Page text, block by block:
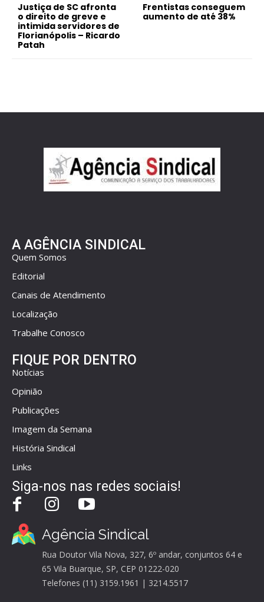
Justiça de SC afronta
o direito de greve e
intimida servidores de
Florianópolis – Ricardo
Patah
Frentistas conseguem
aumento de até 38%
A AGÊNCIA SINDICAL
Quem Somos
Editorial
Canais de Atendimento
Localização
Trabalhe Conosco
FIQUE POR DENTRO
Notícias
Opinião
Publicações
Imagem da Semana
História Sindical
Links
Siga-nos nas redes sociais!
Agência Sindical
Rua Doutor Vila Nova, 327, 6º andar, conjuntos 64 e
65 Vila Buarque, SP, CEP 01222-020
Telefones (11) 3159.1961 | 3214.5517